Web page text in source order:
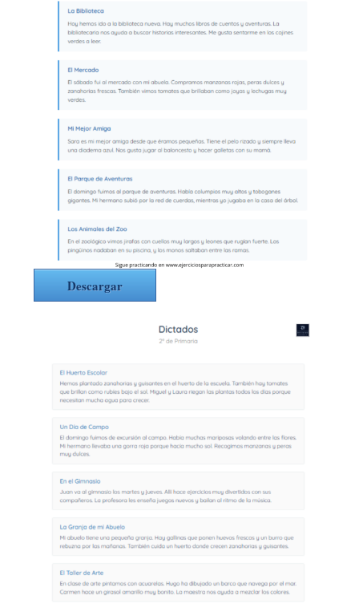
Descargar